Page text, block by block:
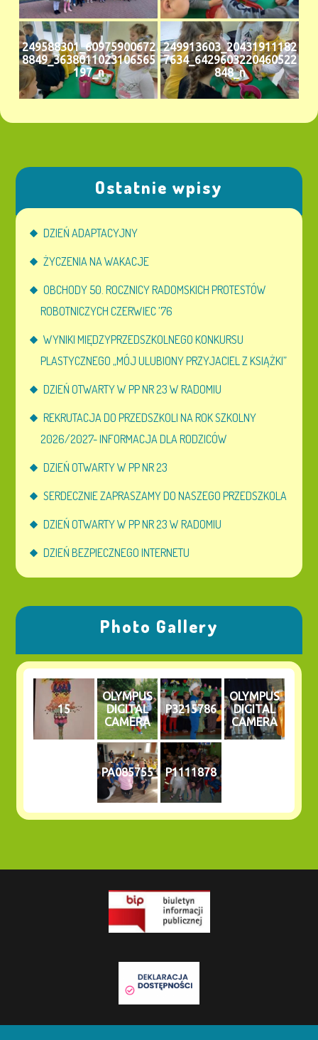
249588301_60975900672
8849_3638011023106565
197_n
249913603_20431911182
7634_6429603220460522
848_n
Ostatnie wpisy
DZIEŃ ADAPTACYJNY
ŻYCZENIA NA WAKACJE
OBCHODY 50. ROCZNICY RADOMSKICH PROTESTÓW
ROBOTNICZYCH CZERWIEC ’76
WYNIKI MIĘDZYPRZEDSZKOLNEGO KONKURSU
PLASTYCZNEGO „MÓJ ULUBIONY PRZYJACIEL Z KSIĄŻKI”
DZIEŃ OTWARTY W PP NR 23 W RADOMIU
REKRUTACJA DO PRZEDSZKOLI NA ROK SZKOLNY
2026/2027- INFORMACJA DLA RODZICÓW
DZIEŃ OTWARTY W PP NR 23
SERDECZNIE ZAPRASZAMY DO NASZEGO PRZEDSZKOLA
DZIEŃ OTWARTY W PP NR 23 W RADOMIU
DZIEŃ BEZPIECZNEGO INTERNETU
Photo Gallery
15
OLYMPUS
DIGITAL
CAMERA
P3215786
OLYMPUS
DIGITAL
CAMERA
PA085755 P1111878